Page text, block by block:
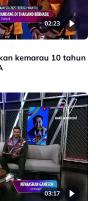
02:23
kemarau 10 tahun
03:17